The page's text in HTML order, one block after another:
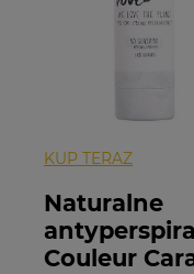
KUP TERAZ
Couleur